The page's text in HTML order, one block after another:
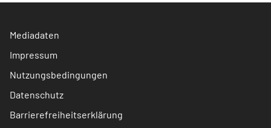
Mediadaten
Impressum
Nutzungsbedingungen
Datenschutz
Barrierefreiheitserklärung